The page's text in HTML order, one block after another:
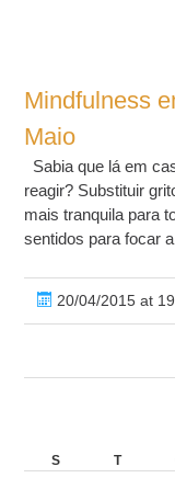
Mindfulness
Maio
Sabia que lá em
reagir? Substituir
mais tranquila para
sentidos para focar
20/04/2015 at
S
T